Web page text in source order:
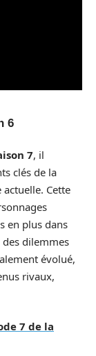
6
7, il
clés de la
Cette
en plus dans
dilemmes
évolué,
rivaux,
7 de la